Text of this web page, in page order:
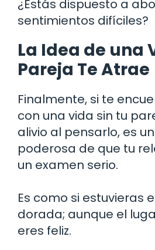
¿Estás dispuesto a
sentimientos difíciles?
La Idea de una
Pareja Te Atrae
Finalmente, si te
con una vida sin tu
alivio al pensarlo, es
poderosa de que tu
un examen serio.
Es como si estuvieras
dorada; aunque el
eres feliz.